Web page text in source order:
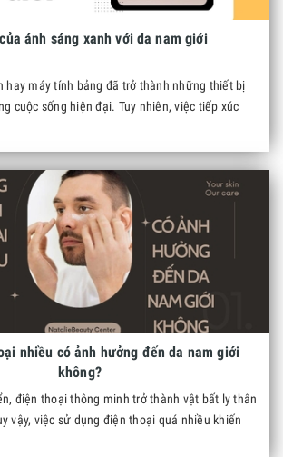
ánh sáng xanh với da nam giới
hay máy tính bảng đã trở thành những thiết bị
cuộc sống hiện đại. Tuy nhiên, việc tiếp xúc
nhiều có ảnh hưởng đến da nam giới
không?
điện thoại thông minh trở thành vật bất ly thân
vậy, việc sử dụng điện thoại quá nhiều khiến